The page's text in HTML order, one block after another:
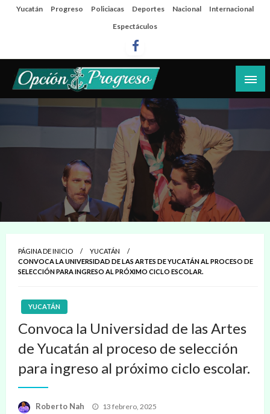
SaltaYucatán Progreso Policiacas Deportes Nacional
Internacional
Espectáculos
Opción Progreso
Las noticias del día a día del puerto
PÁGINA DE INICIO
YUCATÁN
CONVOCA LA UNIVERSIDAD DE LAS ARTES DE YUCATÁN AL PROCESO DE
SELECCIÓN PARA INGRESO AL PRÓXIMO CICLO ESCOLAR.
YUCATÁN
Convoca la Universidad de las Artes
de Yucatán al proceso de selección
para ingreso al próximo ciclo escolar.
Roberto Nah
Publicado
13 febrero, 2025